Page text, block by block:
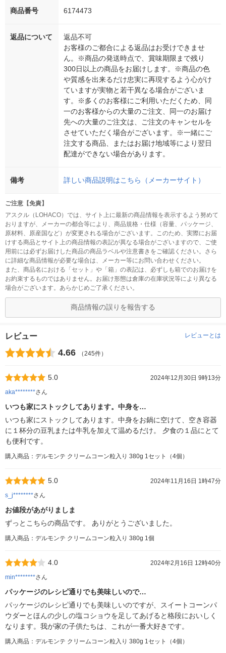
商品番号 6174473
返品について
返品不可
お客様のご都合による返品はお受けできませ
ん。※商品の発送時点で、賞味期限まで残り
300日以上の商品をお届けします。※商品の色
や質感を出来るだけ忠実に再現するよう心がけ
ていますが実物と若干異なる場合がございま
す。※多くのお客様にご利用いただくため、同
一のお客様からの大量のご注文、同一のお届け
先への大量のご注文は、ご注文のキャンセルを
させていただく場合がございます。※一緒にご
注文する商品、またはお届け地域等により翌日
配達ができない場合があります。
備考 詳しい商品説明はこちら（メーカーサイト）
ご注意【免責】
アスクル（LOHACO）では、サイト上に最新の商品情報を表示するよう努めて
おりますが、メーカーの都合等により、商品規格・仕様（容量、パッケージ、
原材料、原産国など）が変更される場合がございます。このため、実際にお届
けする商品とサイト上の商品情報の表記が異なる場合がございますので、ご使
用前には必ずお届けした商品の商品ラベルや注意書きをご確認ください。さら
に詳細な商品情報が必要な場合は、メーカー等にお問い合わせください。
また、商品名における「セット」や「箱」の表記は、必ずしも箱でのお届けを
お約束するものではありません。お届け形態は倉庫の在庫状況等により異なる
場合がございます。あらかじめご了承ください。
商品情報の誤りを報告する
レビュー レビューとは
4.66 （245件）
5.0
2024年12月30日 9時13分
aka********さん
いつも家にストックしてあります。中身を…
いつも家にストックしてあります。中身をお鍋に空けて、空き容器
に１杯分の豆乳または牛乳を加えて温めるだけ。 夕食の１品にとて
も便利です。
購入商品：デルモンテ クリームコーン粒入り 380g 1セット（4個）
5.0
2024年11月16日 1時47分
s_j********さん
お値段があがりましま
ずっとこちらの商品です。 ありがとうございました。
購入商品：デルモンテ クリームコーン粒入り 380g 1個
4.0
2024年2月16日 12時40分
min********さん
パッケージのレシピ通りでも美味しいので…
パッケージのレシピ通りでも美味しいのですが、スイートコーンパ
ウダーとほんの少しの塩コショウを足してあげると格段においしく
なります。我が家の子供たちは、これが一番大好きです。
購入商品：デルモンテ クリームコーン粒入り 380g 1セット（4個）